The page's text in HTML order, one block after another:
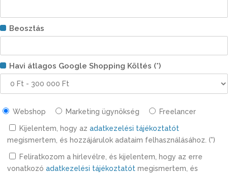
Beosztás
Havi átlagos Google Shopping Költés (*)
Webshop Marketing ügynökség Freelancer
Kijelentem, hogy az adatkezelési tájékoztatót
megismertem, és hozzájárulok adataim felhasználásához. (*)
Feliratkozom a hírlevélre, és kijelentem, hogy az erre
vonatkozó adatkezelési tájékoztatót megismertem, és